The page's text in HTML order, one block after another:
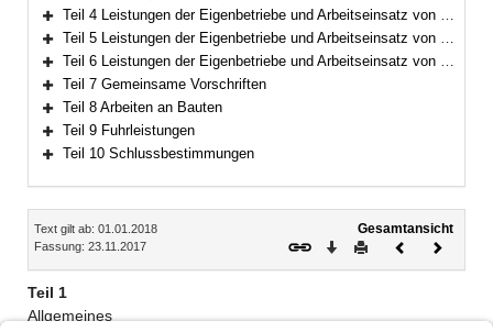
Bereich erweitern
Bereich erweitern
Teil 4 Leistungen der Eigenbetriebe und Arbeitseinsatz von Gefangenen und Sicherungsverwahrten für justiznahe Einrichtungen und im Rahmen der Fürsorge für Gefangene und Sicherungsverwahrte sowie der Entlassenenfürsorge
Bereich erweitern
Teil 5 Leistungen der Eigenbetriebe und Arbeitseinsatz von Gefangenen und Sicherungsverwahrten für Justizvollzugsbedienstete
Bereich erweitern
Teil 6 Leistungen der Eigenbetriebe und Arbeitseinsatz von Gefangenen und Sicherungsverwahrten für Gefangene, Sicherungsverwahrte und deren Angehörige
Bereich erweitern
Teil 7 Gemeinsame Vorschriften
Bereich erweitern
Teil 8 Arbeiten an Bauten
Bereich erweitern
Teil 9 Fuhrleistungen
Teil 10 Schlussbestimmungen
Inhalt
Text gilt ab: 01.01.2018
Fassung: 23.11.2017
Gesamtansicht
Download
DruckenVorheriges
Teil 1
Allgemeines